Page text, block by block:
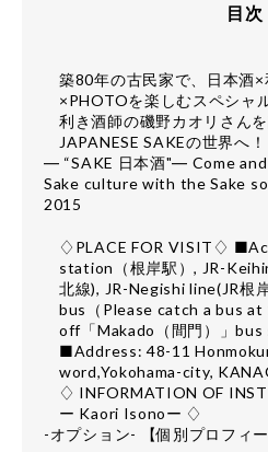
目次
築80年の古民家で、日本酒
×PHOTOを楽しむスペシャ
利き酒師の磯野カオリさん
JAPANESE SAKEの世界へ！
― “SAKE 日本酒"― Come
Sake culture with the Sake
2015
♢PLACE FOR VISIT♢
station（根岸駅）, JR-
北線), JR-Negishi line(JR根
bus（Please catch a bus
off「Makado（間門）」
■Address: 48-11
word,Yokohama-city,
♢ INFORMATION OF
ー Kaori Isonoー ♢
-オプション- 【個別プロフィ